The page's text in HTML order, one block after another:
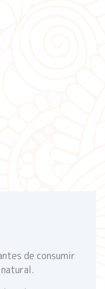
de consumir